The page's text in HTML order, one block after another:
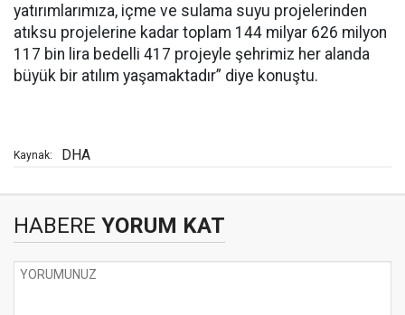
yatırımlarımıza, içme ve sulama suyu projelerinden
atıksu projelerine kadar toplam 144 milyar 626 milyon
117 bin lira bedelli 417 projeyle şehrimiz her alanda
büyük bir atılım yaşamaktadır” diye konuştu.
Kaynak: DHA
HABERE YORUM KAT